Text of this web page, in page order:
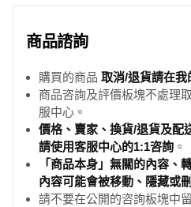
商品諮詢
購買的商品 取消/退貨請在
商品咨詢及評價板塊不處理
服中心。
價格、賣家、換貨/退貨及配
請使用客服中心的1:1咨詢 。
「商品本身」無關的內容、
內容可能會被移動、隱藏或
請不要在公開的咨詢板塊中